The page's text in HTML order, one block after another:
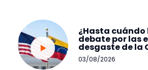
¿Hasta cuándo
debate por las
desgaste de la
03/08/2026